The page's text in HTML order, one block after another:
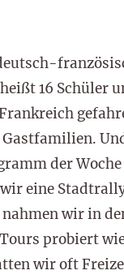
16 Schüler
der
eine
wir in
probiert
wir oft